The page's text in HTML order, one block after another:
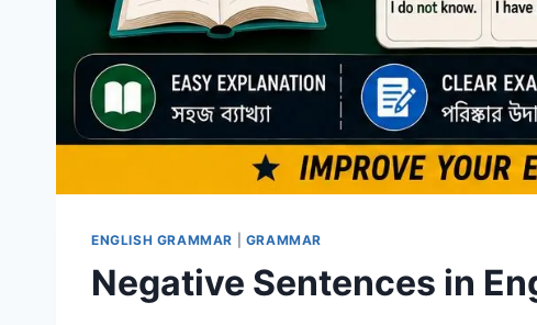
ENGLISH GRAMMAR GRAMMAR
Negative Sentences in